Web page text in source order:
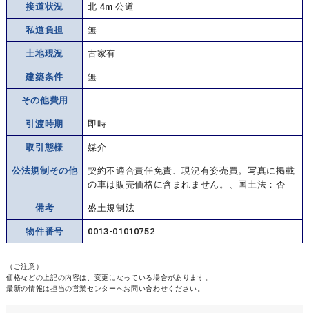
接道状況 北 4m 公道
私道負担 無
土地現況 古家有
建築条件 無
その他費用
引渡時期 即時
取引態様 媒介
公法規制その他
契約不適合責任免責、現況有姿売買。写真に掲載
の車は販売価格に含まれません。、国土法：否
備考 盛土規制法
物件番号 0013-01010752
（ご注意）
価格などの上記の内容は、変更になっている場合があります。
最新の情報は担当の営業センターへお問い合わせください。